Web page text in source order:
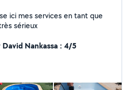
ici mes services en tant que
sérieux
Nankassa : 4/5